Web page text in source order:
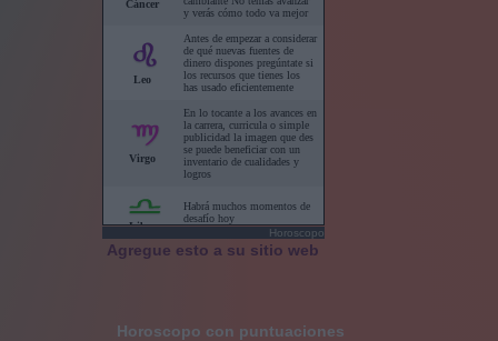
Horoscopo
Agregue esto a su sitio web
Horoscopo con puntuaciones